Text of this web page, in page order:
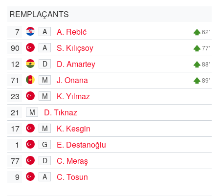
REMPLAÇANTS
7
A A. Rebić 62'
90 A S. Kılıçsoy 77'
12 D D. Amartey 88'
71 M J. Onana 89'
23 M
K. Yılmaz
21
M
D. Tıknaz
17
M
K. Kesgin
1
G
E. Destanoğlu
77
D
C. Meraş
9
A C. Tosun